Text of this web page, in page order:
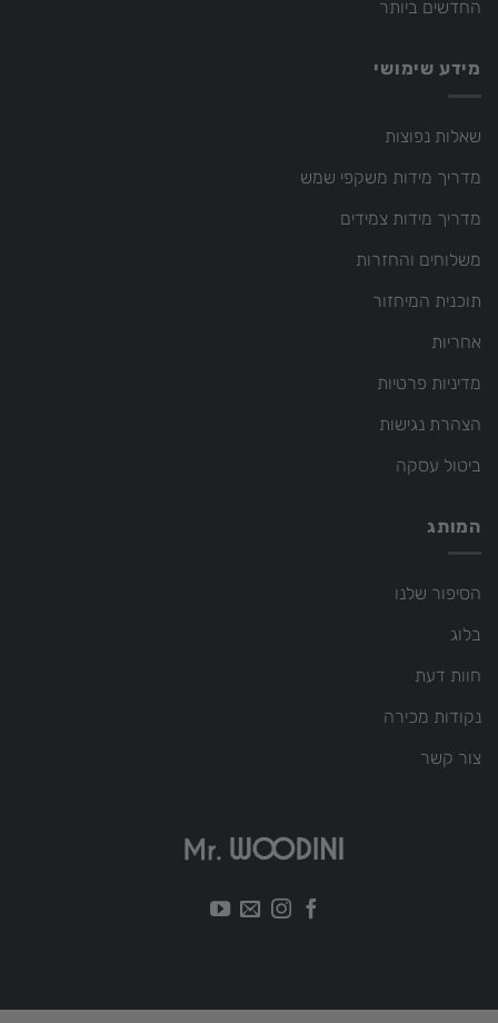
החדשים ביותר
מידע שימושי
שאלות נפוצות
מדריך מידות משקפי שמש
מדריך מידות צמידים
משלוחים והחזרות
תוכנית המיחזור
אחריות
מדיניות פרטיות
הצהרת נגישות
ביטול עסקה
המותג
הסיפור שלנו
בלוג
חוות דעת
נקודות מכירה
צור קשר